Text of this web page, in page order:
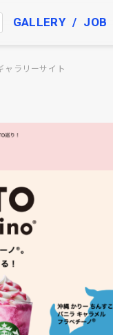
GALLERY JOB
ャラリーサイト